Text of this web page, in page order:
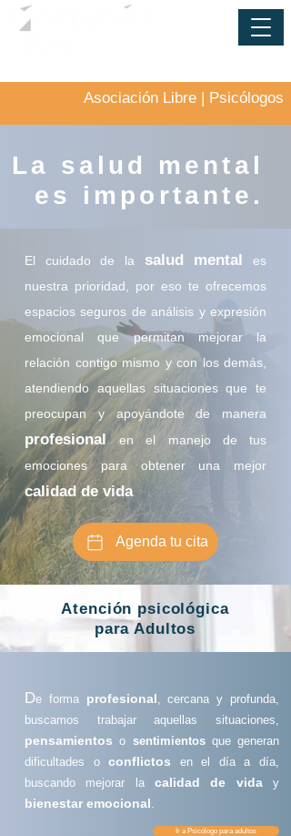
Asociación Libre | Psicólogos
La salud mental
es importante.
El cuidado de la salud mental es
nuestra prioridad, por eso te ofrecemos
espacios seguros de análisis y expresión
emocional que permitan mejorar la
relación contigo mismo y con los demás,
atendiendo aquellas situaciones que te
preocupan y apoyándote de manera
profesionalen el manejo de tus
emociones para obtener una mejor
calidad de vida
Agenda tu cita
Atención psicológica
para Adultos
De forma profesional, cercana y profunda,
buscamos trabajar aquellas situaciones,
pensamientoso sentimientos que generan
dificultades oconflictos en el día a día,
buscando mejorar la calidad de viday
bienestar emocional.
Ir a Psicólogo para adultos